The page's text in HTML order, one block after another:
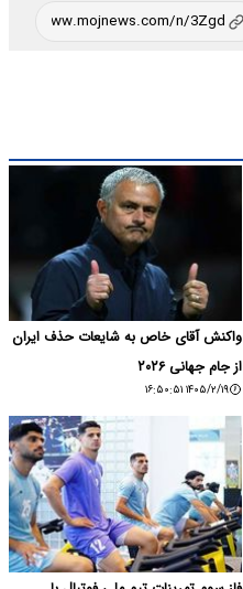
واکنش آقای خاص به شایعات حذف ایران
از جام جهانی ۲۰۲۶
۱۴۰۵/۲/۱۹ ۱۶:۵۰:۵۱